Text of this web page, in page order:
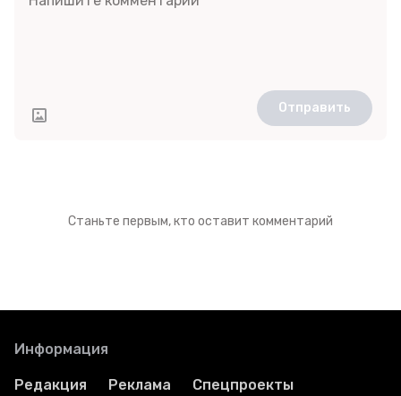
Отправить
Станьте первым, кто оставит комментарий
Информация
Редакция Реклама Спецпроекты